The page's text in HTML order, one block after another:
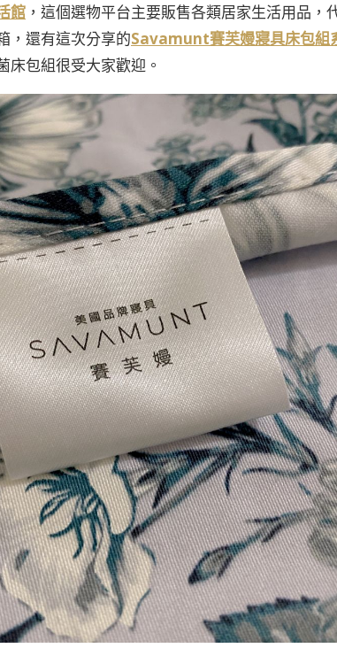
館 ，這個選物平台主要販售各類居家生活用品，
，還有這次分享的Savamunt賽芙嫚寢具床包組
床包組很受大家歡迎。